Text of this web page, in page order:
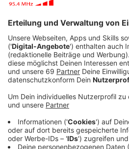
der junge Münsteraner mal das
Castingshow aus, um sich und
Am Abend (12.10.) stand seine
Voice Rap" auf Pro 7 an.
Vorab hat ANTENNE
Weiser mit Equa Tu über seine
Voice gesprochen. Das ganze
Anzeige